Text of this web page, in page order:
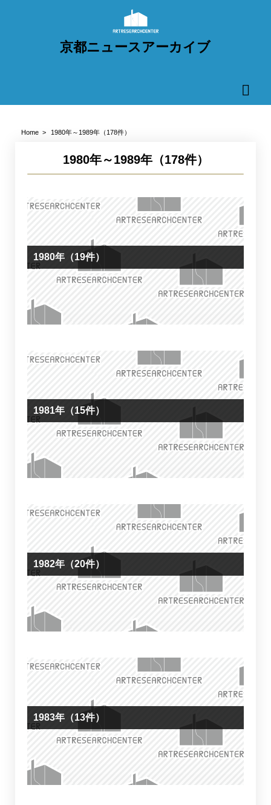
京都ニュースアーカイブ
Home 1980年～1989年（178件）
1980年～1989年（178件）
1980年（19件）
1981年（15件）
1982年（20件）
1983年（13件）